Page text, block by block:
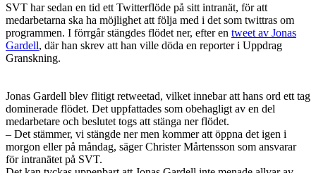
SVT har sedan en tid ett Twitterflöde på sitt intranät, för att
medarbetarna ska ha möjlighet att följa med i det som twittras om
programmen. I förrgår stängdes flödet ner, efter en tweet av Jonas
Gardell, där han skrev att han ville döda en reporter i Uppdrag
Granskning.
Jonas Gardell blev flitigt retweetad, vilket innebar att hans ord ett tag
dominerade flödet. Det uppfattades som obehagligt av en del
medarbetare och beslutet togs att stänga ner flödet.
– Det stämmer, vi stängde ner men kommer att öppna det igen i
morgon eller på måndag, säger Christer Mårtensson som ansvarar
för intranätet på SVT.